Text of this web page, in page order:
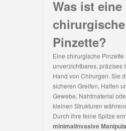
Was ist eine
chirurgische
Pinzette?
Eine chirurgische Pinzette
unverzichtbares, präzises
Hand von Chirurgen. Sie
sicheren Greifen, Halten
Gewebe, Nahtmaterial
kleinen Strukturen
Durch ihre feine Spitze
minimalinvasive